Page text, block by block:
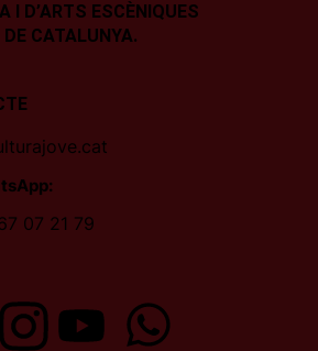
I D’ARTS ESCÈNIQUES
DE CATALUNYA.
07 21 79